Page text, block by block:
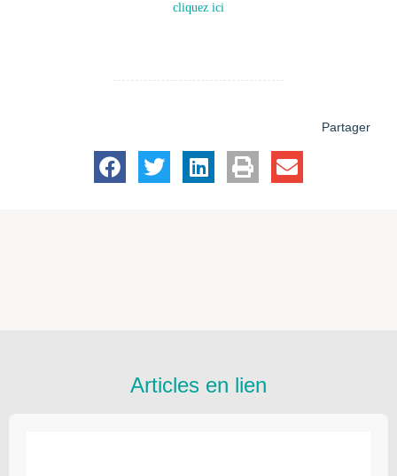
cliquez ici
Partager
Articles en lien